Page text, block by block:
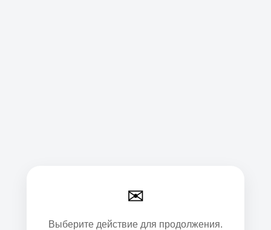
✉
Выберите действие для продолжения.